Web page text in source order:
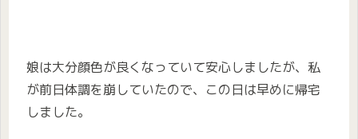
娘は大分顔色が良くなっていて安心しましたが、私
が前日体調を崩していたので、この日は早めに帰宅
しました。